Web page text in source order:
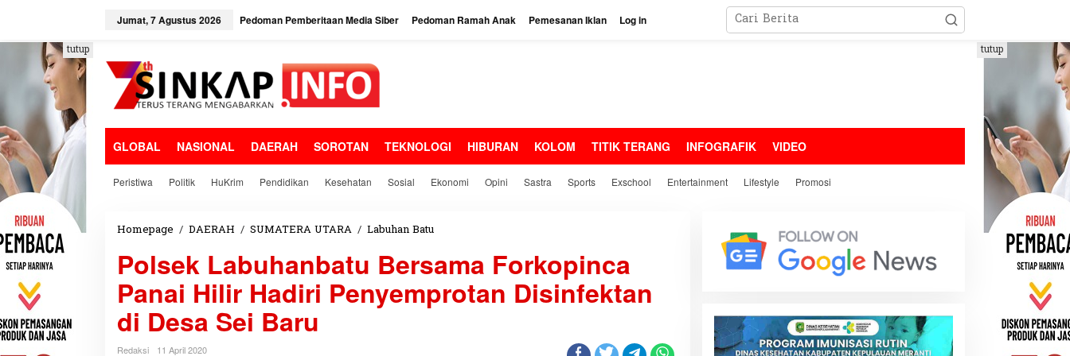
e
k
o
n
t
e
n
Jumat, 7 Agustus 2026 Pedoman Pemberitaan Media Siber Pedoman Ramah Anak Pemesanan Iklan Log in
GLOBAL NASIONAL DAERAH SOROTAN TEKNOLOGI HIBURAN KOLOM TITIK TERANG INFOGRAFIK VIDEO
Peristiwa Politik HuKrim Pendidikan Kesehatan Sosial Ekonomi Opini Sastra Sports Exschool Entertainment Lifestyle Promosi
tutup tutup
Homepage / DAERAH / SUMATERA UTARA / Labuhan Batu
l
s
e
k
Polsek Labuhanbatu Bersama Forkopinca
Panai Hilir Hadiri Penyemprotan Disinfektan
di Desa Sei Baru
Redaksi
11 April 2020